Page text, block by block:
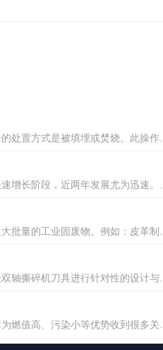
处置方式是被填埋或焚烧。此操作...
增长阶段，近两年发展尤为迅速。...
批量的工业固废物。例如：皮革制...
轴撕碎机刀具进行针对性的设计与...
燃值高、污染小等优势收到很多关...